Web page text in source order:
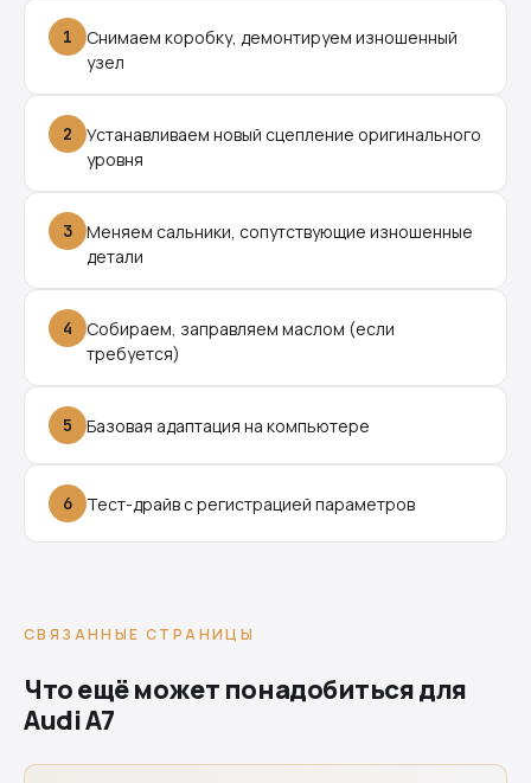
1
Снимаем коробку, демонтируем изношенный
узел
2
Устанавливаем новый сцепление оригинального
уровня
3
Меняем сальники, сопутствующие изношенные
детали
4
Собираем, заправляем маслом (если
требуется)
5 Базовая адаптация на компьютере
6 Тест-драйв с регистрацией параметров
СВЯЗАННЫЕ СТРАНИЦЫ
Что ещё может понадобиться для
Audi A7